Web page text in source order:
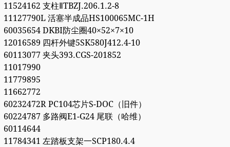
11524162 支柱ⅡTBZJ.206.1.2-8
11127790L 活塞半成品HS100065MC-1H
60035654 DKBI防尘圈40×52×7×10
12016589 四杆外键5SK580J412.4-10
60113077 夹头393.CGS-201852
11017990
11779895
11662772
60232472R PC104芯片S-DOC（旧件）
60224787 多路阀E1-G24 尾联（哈维）
60114644
11784341 左踏板支架一SCP180.4.4